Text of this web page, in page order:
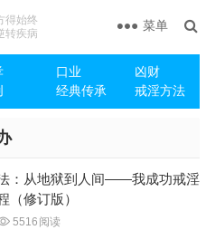
得始终
转疾病
口业
凶财
经典传承 戒淫方法
菜单
：从地狱到人间——我成功戒淫
（修订版）
5516 阅读